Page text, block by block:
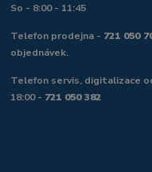
So - 8:00 - 11:45
Telefon prodejna - 721 050
objednávek.
Telefon servis, digitalizace
18:00 - 721 050 382